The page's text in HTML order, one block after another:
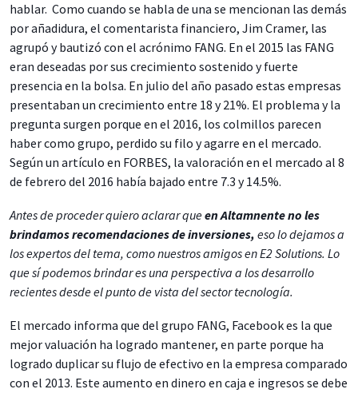
hablar. Como cuando se habla de una se mencionan las demás
por añadidura, el comentarista financiero, Jim Cramer, las
agrupó y bautizó con el acrónimo FANG. En el 2015 las FANG
eran deseadas por sus crecimiento sostenido y fuerte
presencia en la bolsa. En julio del año pasado estas empresas
presentaban un crecimiento entre 18 y 21%. El problema y la
pregunta surgen porque en el 2016, los colmillos parecen
haber como grupo, perdido su filo y agarre en el mercado.
Según un artículo en FORBES, la valoración en el mercado al 8
de febrero del 2016 había bajado entre 7.3 y 14.5%.
Antes de proceder quiero aclarar queen Altamnente no les
brindamos recomendaciones de inversiones, eso lo dejamos a
los expertos del tema, como nuestros amigos en E2 Solutions. Lo
que sí podemos brindar es una perspectiva a los desarrollo
recientes desde el punto de vista del sector tecnología.
El mercado informa que del grupo FANG, Facebook es la que
mejor valuación ha logrado mantener, en parte porque ha
logrado duplicar su flujo de efectivo en la empresa comparado
con el 2013. Este aumento en dinero en caja e ingresos se debe